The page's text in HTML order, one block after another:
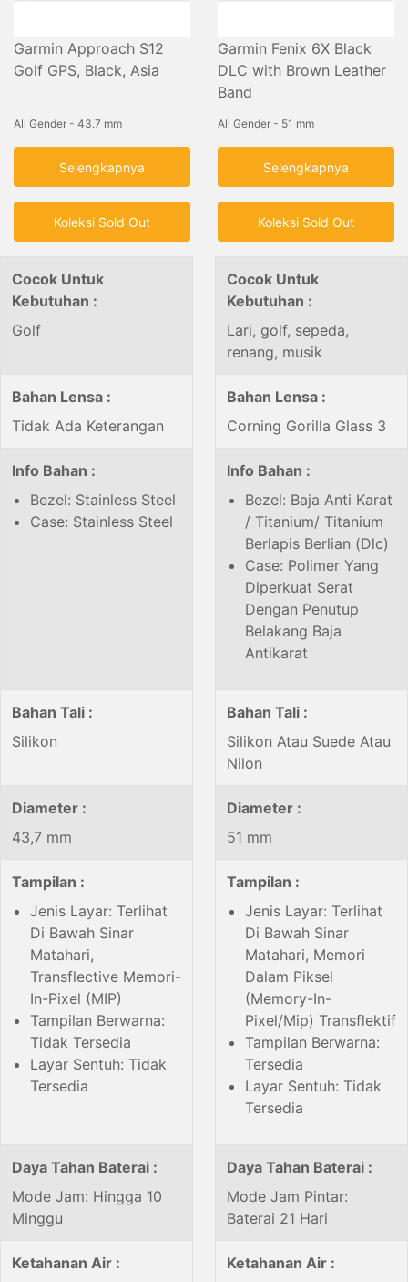
Garmin Approach S12
Golf GPS, Black, Asia
All Gender - 43.7 mm
Selengkapnya
Koleksi Sold Out
Garmin Fenix 6X Black
DLC with Brown Leather
Band
All Gender - 51 mm
Selengkapnya
Koleksi Sold Out
Cocok Untuk
Kebutuhan :
Golf
Cocok Untuk
Kebutuhan :
Lari, golf, sepeda,
renang, musik
Bahan Lensa :
Tidak Ada Keterangan
Bahan Lensa :
Corning Gorilla Glass 3
Info Bahan :
Bezel: Stainless Steel
Case: Stainless Steel
Info Bahan :
Bezel: Baja Anti Karat
/ Titanium/ Titanium
Berlapis Berlian (Dlc)
Case: Polimer Yang
Diperkuat Serat
Dengan Penutup
Belakang Baja
Antikarat
Bahan Tali :
Silikon
Bahan Tali :
Silikon Atau Suede Atau
Nilon
Diameter :
43,7 mm
Diameter :
51 mm
Tampilan :
Jenis Layar: Terlihat
Di Bawah Sinar
Matahari,
Transflective Memori-
In-Pixel (MIP)
Tampilan Berwarna:
Tidak Tersedia
Layar Sentuh: Tidak
Tersedia
Tampilan :
Jenis Layar: Terlihat
Di Bawah Sinar
Matahari, Memori
Dalam Piksel
(Memory-In-
Pixel/Mip) Transflektif
Tampilan Berwarna:
Tersedia
Layar Sentuh: Tidak
Tersedia
Daya Tahan Baterai :
Mode Jam: Hingga 10
Minggu
Daya Tahan Baterai :
Mode Jam Pintar:
Baterai 21 Hari
Ketahanan Air :
Ketahanan Air :